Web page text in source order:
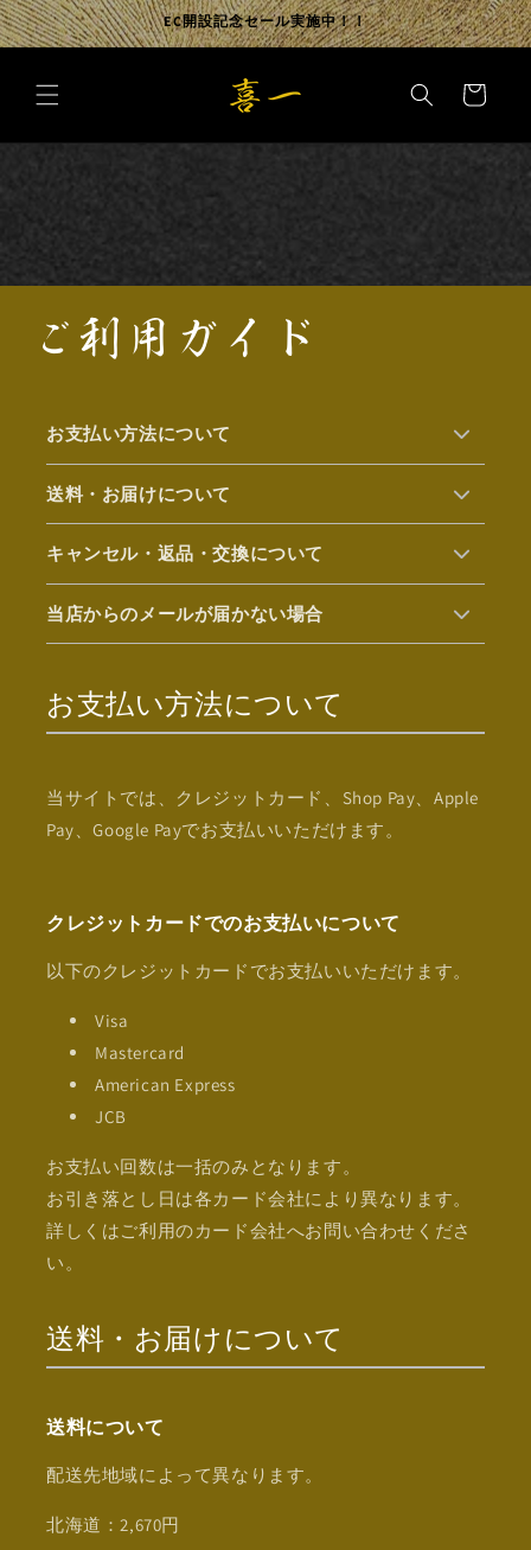
コンテ
ンツに
進む
EC開設記念セール実施中！！
ー
ご利用ガイド
お支払い方法について
送料・お届けについて
キャンセル・返品・交換について
当店からのメールが届かない場合
お支払い方法について
当サイトでは、クレジットカード、Shop Pay、Apple
Pay、Google Payでお支払いいただけます。
クレジットカードでのお支払いについて
以下のクレジットカードでお支払いいただけます。
Visa
Mastercard
American Express
JCB
お支払い回数は一括のみとなります。
お引き落とし日は各カード会社により異なります。
詳しくはご利用のカード会社へお問い合わせくださ
い。
送料・お届けについて
送料について
配送先地域によって異なります。
北海道：2,670円